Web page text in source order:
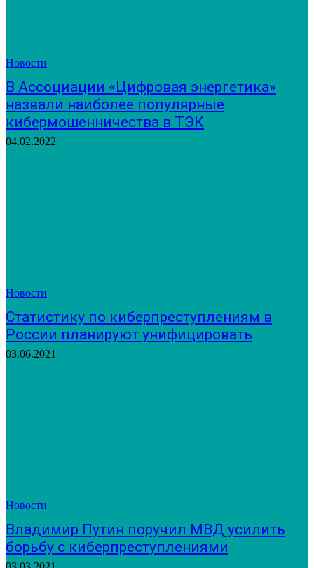
Новости
В Ассоциации «Цифровая энергетика»
назвали наиболее популярные
кибермошенничества в ТЭК
04.02.2022
Новости
Статистику по киберпреступлениям в
России планируют унифицировать
03.06.2021
Новости
Владимир Путин поручил МВД усилить
борьбу с киберпреступлениями